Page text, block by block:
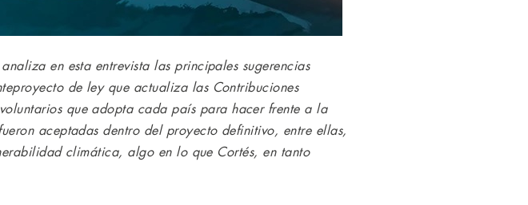
en esta entrevista las principales sugerencias
de ley que actualiza las Contribuciones
que adopta cada país para hacer frente a la
aceptadas dentro del proyecto definitivo, entre ellas,
climática, algo en lo que Cortés, en tanto